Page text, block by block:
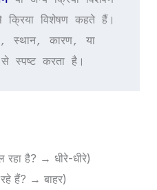
क्रिया विशेषण कहते हैं।
स्थान, कारण, या
स्पष्ट करता है।
है? → धीरे-धीरे)
हैं? → बाहर)